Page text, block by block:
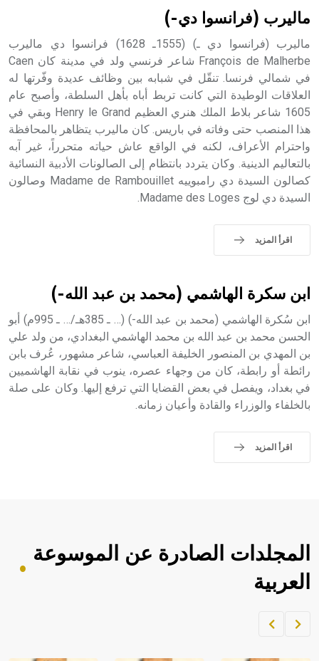
- هل تعلم أن أبجر Abgar اسم معروف جيداً يعود إلى عدد من
الملوك الذين حكموا مدينة إديسا (الرها) من أبجر الأول وحتى
التاسع، وهم ينتسبون إلى أسرة أوسروين
- هل تعلم أن الأبجدية الكنعانية تتألف من /22/ علامة كتابية
sign تكتب منفصلة غير متصلة، وتعتمد المبدأ الأكوروفوني،
ماليرب (فرانسوا دي-)
ماليرب (فرانسوا دي ـ) (1555ـ 1628) فرانسوا دي ماليرب
François de Malherbe شاعر فرنسي ولد في مدينة كان Caen
في شمالي فرنسا. تنقّل في شبابه بين وظائف عديدة وفّرتها له
العلاقات الوطيدة التي كانت تربط أباه بأهل السلطة، وأصبح عام
1605 شاعر بلاط الملك هنري العظيم Henry le Grand وبقي في
هذا المنصب حتى وفاته في باريس. كان ماليرب يتظاهر بالمحافظة
واحترام الأعراف، لكنه في الواقع عاش حياته متحرراً، غير آبه
بالتعاليم الدينية. وكان يتردد بانتظام إلى الصالونات الأدبية النسائية
كصالون السيدة دي رامبوييه Madame de Rambouillet وصالون
السيدة دي لوج Madame des Loges.
اقرأ المزيد
ابن سكرة الهاشمي (محمد بن عبد الله-)
ابن سُكرة الهاشمي (محمد بن عبد الله-) (… ـ 385هـ/… ـ 995م) أبو
الحسن محمد بن عبد الله بن محمد الهاشمي البغدادي، من ولد علي
بن المهدي بن المنصور الخليفة العباسي، شاعر مشهور، عُرف بابن
رائطة أو رابطة، كان من وجهاء عصره، ينوب في نقابة الهاشميين
في بغداد، ويفصل في بعض القضايا التي ترفع إليها. وكان على صلة
بالخلفاء والوزراء والقادة وأعيان زمانه.
اقرأ المزيد
المجلدات الصادرة عن الموسوعة
العربية